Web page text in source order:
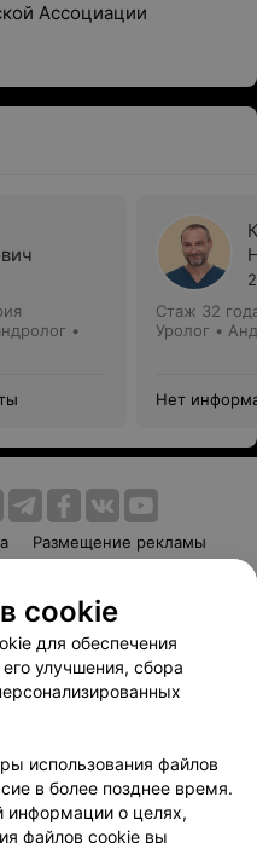
Ассоциации
•
Стаж 32
Уролог •
Нет
Размещение рекламы
Способы оплаты
103.by
данных
cookie
для обеспечения
улучшения, сбора
использования файлов
в более позднее время.
информации о целях,
файлов cookie вы